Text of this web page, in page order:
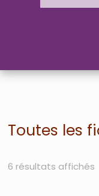
Toutes les
6 résultats affichés